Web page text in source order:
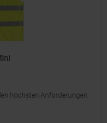
höchsten Anforderungen